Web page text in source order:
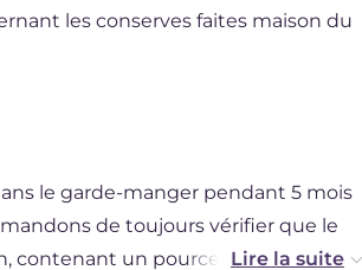
les conserves faites maison du
le garde-manger pendant 5 mois
de toujours vérifier que le
contenant un pourcentage de